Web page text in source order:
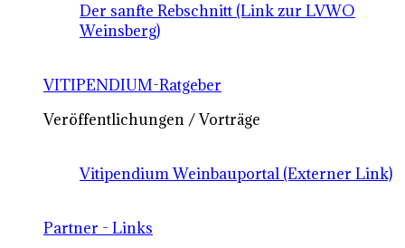
Der sanfte Rebschnitt (Link zur LVWO
Weinsberg)
VITIPENDIUM-Ratgeber
Veröffentlichungen / Vorträge
Vitipendium Weinbauportal (Externer Link)
Partner - Links